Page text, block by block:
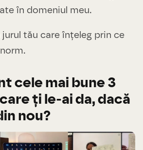
în domeniul meu.
jurul tău care înțeleg prin ce
cele mai bune 3
ți le-ai da, dacă
nou?